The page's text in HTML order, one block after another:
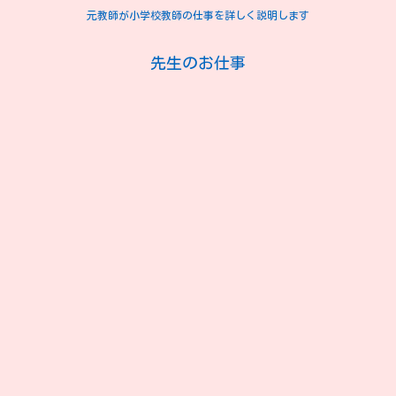
元教師が小学校教師の仕事を詳しく説明します
先生のお仕事